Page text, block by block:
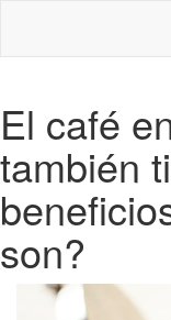
El café
también
son?